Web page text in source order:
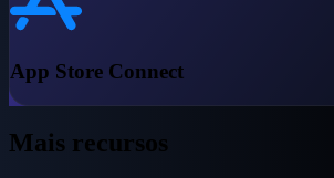
App Store Connect
Mais recursos